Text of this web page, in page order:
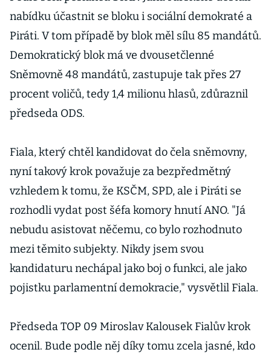
nabídku účastnit se bloku i sociální demokraté a
Piráti. V tom případě by blok měl sílu 85 mandátů.
Demokratický blok má ve dvousetčlenné
Sněmovně 48 mandátů, zastupuje tak přes 27
procent voličů, tedy 1,4 milionu hlasů, zdůraznil
předseda ODS.
Fiala, který chtěl kandidovat do čela sněmovny,
nyní takový krok považuje za bezpředmětný
vzhledem k tomu, že KSČM, SPD, ale i Piráti se
rozhodli vydat post šéfa komory hnutí ANO. "Já
nebudu asistovat něčemu, co bylo rozhodnuto
mezi těmito subjekty. Nikdy jsem svou
kandidaturu nechápal jako boj o funkci, ale jako
pojistku parlamentní demokracie," vysvětlil Fiala.
Předseda TOP 09 Miroslav Kalousek Fialův krok
ocenil. Bude podle něj díky tomu zcela jasné, kdo